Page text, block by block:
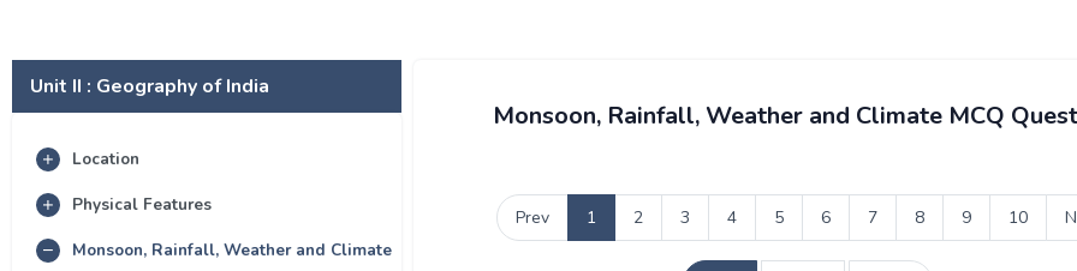
Unit II : Geography of India
Location
Physical Features
Monsoon, Rainfall, Weather and Climate
Monsoon, Rainfall, Weather and Climate MCQ
Prev 1 2 3 4 5 6 7 8 9 10